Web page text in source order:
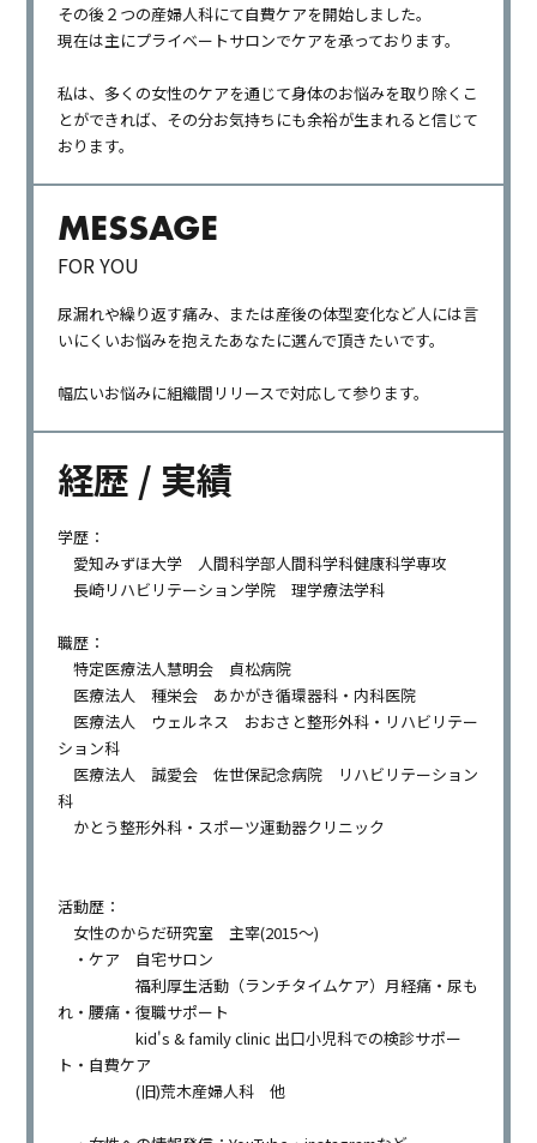
その後２つの産婦人科にて自費ケアを開始しました。
現在は主にプライベートサロンでケアを承っております。
私は、多くの女性のケアを通じて身体のお悩みを取り除くこ
とができれば、その分お気持ちにも余裕が生まれると信じて
おります。
MESSAGE
FOR YOU
尿漏れや繰り返す痛み、または産後の体型変化など人には言
いにくいお悩みを抱えたあなたに選んで頂きたいです。
幅広いお悩みに組織間リリースで対応して参ります。
経歴 / 実績
学歴：
愛知みずほ大学 人間科学部人間科学科健康科学専攻
長崎リハビリテーション学院 理学療法学科
職歴：
特定医療法人慧明会 貞松病院
医療法人 種栄会 あかがき循環器科・内科医院
医療法人 ウェルネス おおさと整形外科・リハビリテー
ション科
医療法人 誠愛会 佐世保記念病院 リハビリテーション
科
かとう整形外科・スポーツ運動器クリニック
活動歴：
女性のからだ研究室 主宰(2015〜)
・ケア 自宅サロン
福利厚生活動（ランチタイムケア）月経痛・尿も
れ・腰痛・復職サポート
kid's & family clinic 出口小児科での検診サポー
ト・自費ケア
(旧)荒木産婦人科 他